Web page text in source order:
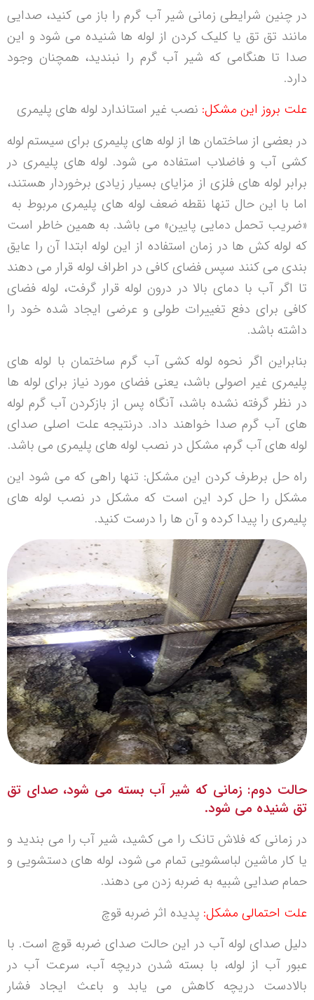
در چنین شرایطی زمانی شیر آب گرم را باز می کنید، صدایی
مانند تق تق یا کلیک کردن از لوله ها شنیده می شود و این
صدا تا هنگامی که شیر آب گرم را نبندید، همچنان وجود
دارد.
علت بروز این مشکل: نصب غیر استاندارد لوله های پلیمری
در بعضی از ساختمان ها از لوله های پلیمری برای سیستم لوله
کشی آب و فاضلاب استفاده می شود. لوله های پلیمری در
برابر لوله های فلزی از مزایای بسیار زیادی برخوردار هستند،
اما با این حال تنها نقطه ضعف لوله های پلیمری مربوط به
«ضریب تحمل دمایی پایین» می باشد. به همین خاطر است
که لوله کش ها در زمان استفاده از این لوله ابتدا آن را عایق
بندی می کنند سپس فضای کافی در اطراف لوله قرار می دهند
تا اگر آب با دمای بالا در درون لوله قرار گرفت، لوله فضای
کافی برای دفع تغییرات طولی و عرضی ایجاد شده خود را
داشته باشد.
بنابراین اگر نحوه لوله کشی آب گرم ساختمان با لوله های
پلیمری غیر اصولی باشد، یعنی فضای مورد نیاز برای لوله ها
در نظر گرفته نشده باشد، آنگاه پس از بازکردن آب گرم لوله
های آب گرم صدا خواهند داد. درنتیجه علت اصلی صدای
لوله های آب گرم، مشکل در نصب لوله های پلیمری می باشد.
راه حل برطرف کردن این مشکل: تنها راهی که می شود این
مشکل را حل کرد این است که مشکل در نصب لوله های
پلیمری را پیدا کرده و آن ها را درست کنید.
حالت دوم: زمانی که شیر آب بسته می شود، صدای تق
تق شنیده می شود.
در زمانی که فلاش تانک را می کشید، شیر آب را می بندید و
یا کار ماشین لباسشویی تمام می شود، لوله های دستشویی و
حمام صدایی شبیه به ضربه زدن می دهند.
علت احتمالی مشکل: پدیده اثر ضربه قوچ
دلیل صدای لوله آب در این حالت صدای ضربه قوچ است. با
عبور آب از لوله، با بسته شدن دریچه آب، سرعت آب در
بالادست دریچه کاهش می یابد و باعث ایجاد فشار